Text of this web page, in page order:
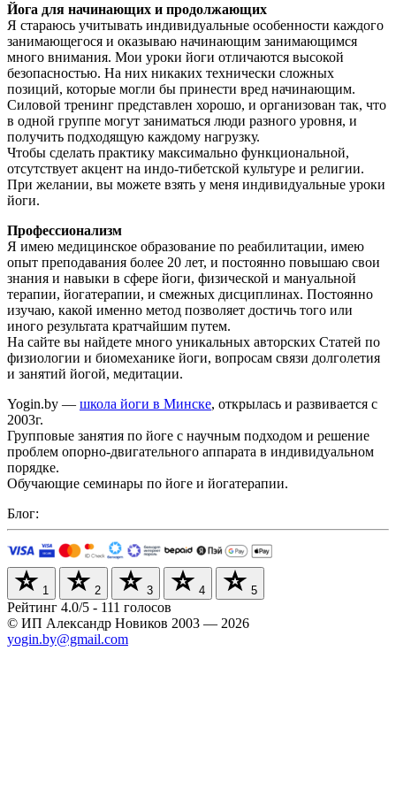
Йога для начинающих и продолжающих
Я стараюсь учитывать индивидуальные особенности каждого
занимающегося и оказываю начинающим занимающимся
много внимания. Мои уроки йоги отличаются высокой
безопасностью. На них никаких технически сложных
позиций, которые могли бы принести вред начинающим.
Силовой тренинг представлен хорошо, и организован так, что
в одной группе могут заниматься люди разного уровня, и
получить подходящую каждому нагрузку.
Чтобы сделать практику максимально функциональной,
отсутствует акцент на индо-тибетской культуре и религии.
При желании, вы можете взять у меня индивидуальные уроки
йоги.
Профессионализм
Я имею медицинское образование по реабилитации, имею
опыт преподавания более 20 лет, и постоянно повышаю свои
знания и навыки в сфере йоги, физической и мануальной
терапии, йогатерапии, и смежных дисциплинах. Постоянно
изучаю, какой именно метод позволяет достичь того или
иного результата кратчайшим путем.
На сайте вы найдете много уникальных авторских Cтатей по
физиологии и биомеханике йоги, вопросам связи долголетия
и занятий йогой, медитации.
Yogin.by — школа йоги в Минске, открылась и развивается с
2003г.
Групповые занятия по йоге с научным подходом и решение
проблем опорно-двигательного аппарата в индивидуальном
порядке.
Обучающие семинары по йоге и йогатерапии.
Блог:
1 2 3 4 5
Рейтинг 4.0/5 - 111 голосов
© ИП Александр Новиков 2003 — 2026
yogin.by@gmail.com